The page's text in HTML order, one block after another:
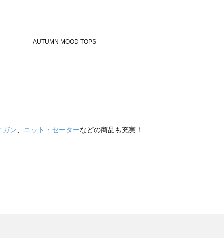
ガン ニット・セーターなどの商品も充実！